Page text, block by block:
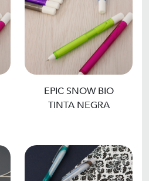
EPIC SNOW BIO
TINTA NEGRA